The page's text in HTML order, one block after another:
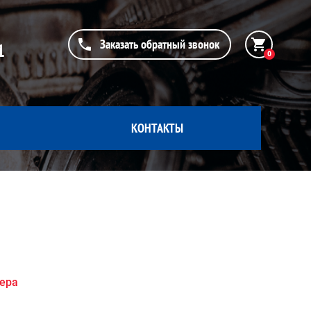
Заказать обратный звонок
0
КОНТАКТЫ